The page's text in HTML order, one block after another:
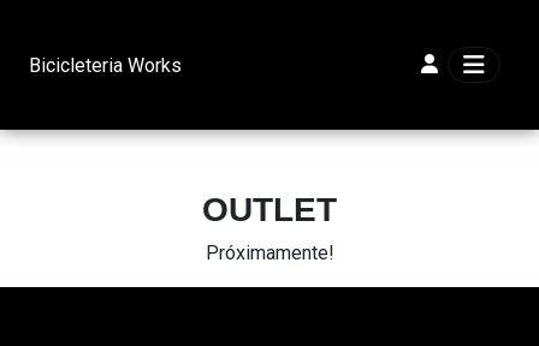
Bicicleteria Works
OUTLET
Próximamente!